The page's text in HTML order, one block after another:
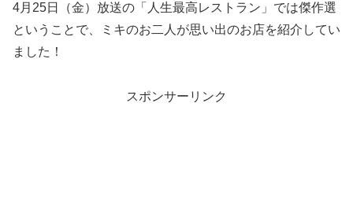
4月25日（金）放送の「人生最高レストラン」では傑作選
ということで、ミキのお二人が思い出のお店を紹介してい
ました！
スポンサーリンク